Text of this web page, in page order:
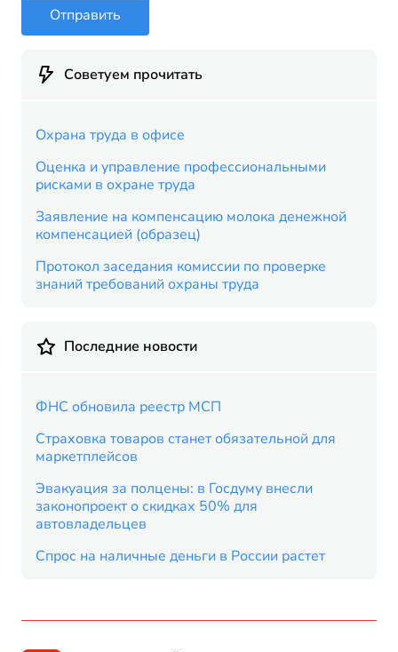
Отправить
Советуем прочитать
Охрана труда в офисе
Оценка и управление профессиональными
рисками в охране труда
Заявление на компенсацию молока денежной
компенсацией (образец)
Протокол заседания комиссии по проверке
знаний требований охраны труда
Последние новости
ФНС обновила реестр МСП
Страховка товаров станет обязательной для
маркетплейсов
Эвакуация за полцены: в Госдуму внесли
законопроект о скидках 50% для
автовладельцев
Спрос на наличные деньги в России растет